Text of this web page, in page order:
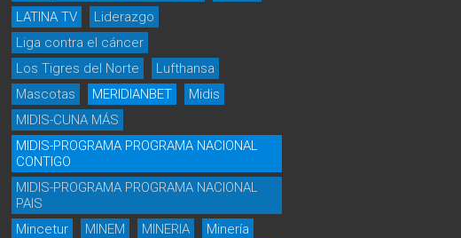
LATINA TV
Liderazgo
Liga contra el cáncer
Los Tigres del Norte
Lufthansa
Mascotas
MERIDIANBET
Midis
MIDIS-CUNA MÁS
MIDIS-PROGRAMA PROGRAMA NACIONAL
CONTIGO
MIDIS-PROGRAMA PROGRAMA NACIONAL
PAIS
Mincetur
MINEM MINERIA
Minería